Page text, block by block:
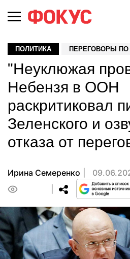
ПОЛИТИКА ПЕРЕГОВОРЫ ПО
"Неуклюжая
Небензя в ООН
раскритиковал
Зеленского и
отказа от
Ирина Семеренко